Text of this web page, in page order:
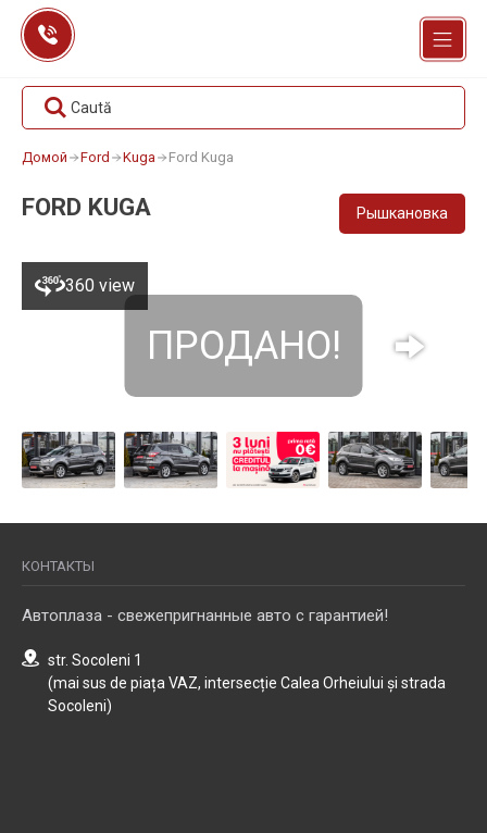
Перейти
содержанию
Caută
Домой Ford Kuga Ford Kuga
FORD KUGA Рышкановка
360 view
ПРОДАНО!
КОНТАКТЫ
Автоплаза - свежепригнанные авто с гарантией!
str. Socoleni 1
(mai sus de piața VAZ, intersecție Calea Orheiului și strada
Socoleni)